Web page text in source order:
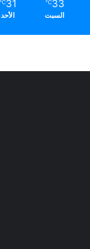
33
℃
السبت
31
℃
الأحد